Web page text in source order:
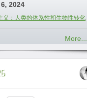
6, 2024
义：人类的体系性和生物性转化
More...